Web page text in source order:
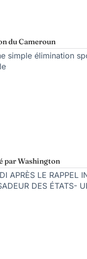
du Cameroun
simple élimination
par Washington
APRÈS LE RAPPEL
DES ÉTATS-